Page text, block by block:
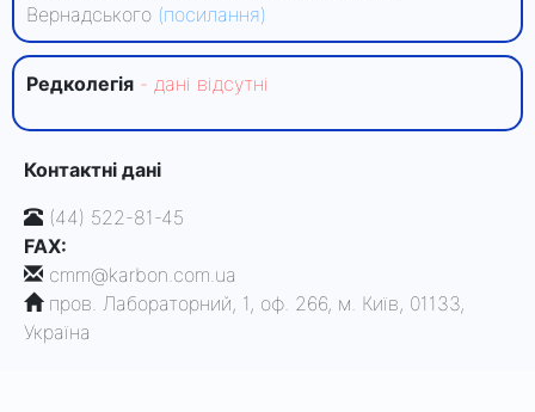
Вернадського (посилання)
Редколегiя - данi вiдсутнi
Контактні дані
(44) 522-81-45
FAX:
cmm@karbon.com.ua
пров. Лабораторний, 1, оф. 266, м. Київ, 01133,
Україна